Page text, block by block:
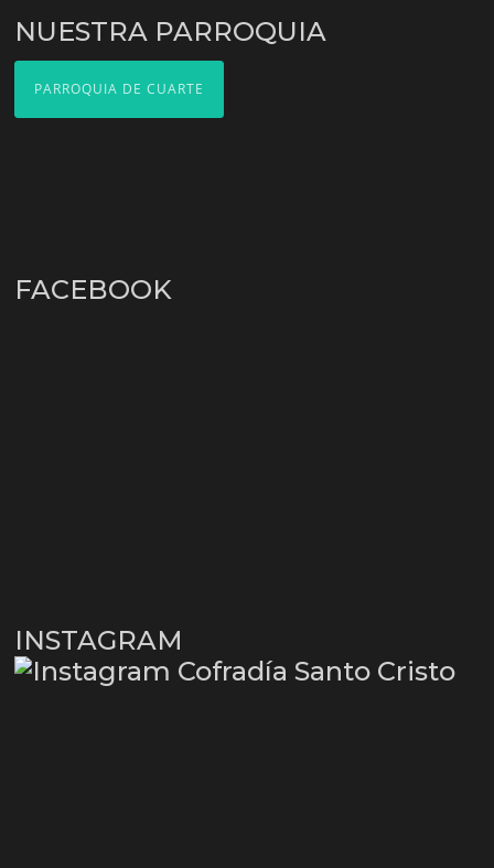
NUESTRA PARROQUIA
PARROQUIA DE CUARTE
FACEBOOK
INSTAGRAM